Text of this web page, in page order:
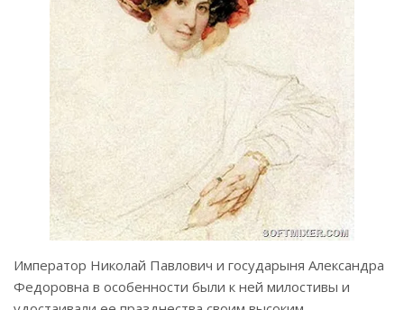
Император Николай Павлович и государыня Александра
Федоровна в особенности были к ней милостивы и